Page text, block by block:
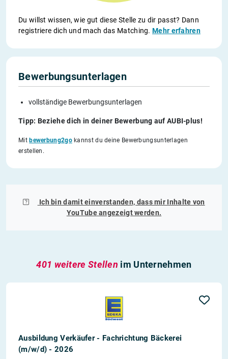
Du willst wissen, wie gut diese Stelle zu dir passt? Dann
registriere dich und mach das Matching.Mehr erfahren
Bewerbungsunterlagen
vollständige Bewerbungsunterlagen
Tipp: Beziehe dich in deiner Bewerbung auf AUBI-plus!
Mit bewerbung2gokannst du deine Bewerbungsunterlagen
erstellen.
Ich bin damit einverstanden, dass mir Inhalte von
YouTubeangezeigt werden.
401 weitere Stellen im Unternehmen
Ausbildung Verkäufer - Fachrichtung Bäckerei
(m/w/d) - 2026